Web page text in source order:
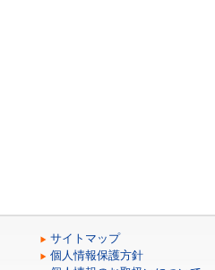
サイトマップ
個人情報保護方針